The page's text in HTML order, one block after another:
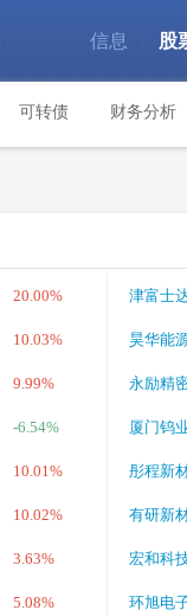
信息 股
可转债 财务分析
20.00% 津富士
10.03% 昊华能
9.99% 永励精
-6.54% 厦门钨
10.01% 彤程新
10.02% 有研新
3.63% 宏和科
5.08% 环旭电